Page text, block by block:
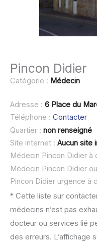
Pincon Didier
Catégorie : Médecin
Adresse : 6 Place du
Téléphone : Contacter
Quartier : non renseigné
Site internet : Aucun site
Médecin Pincon Didier à
Médecin Pincon Didier
Pincon Didier urgence à
* Cette liste sur
médecins n’est pas
docteur ou services lié
des erreurs. L’affichage